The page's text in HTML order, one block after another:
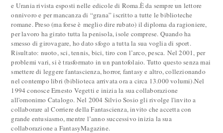
e Urania rivista esposti nelle edicole di Roma.È da sempre un lettore
onnivoro e per mancanza di “grana” iscritto a tutte le biblioteche
romane. Preso (ma forse è meglio dire rubato) il diploma da ragioniere,
per lavoro ha girato tutta la penisola, isole comprese. Quando ha
smesso di girovagare, ho dato sfogo a tutta la sua voglia di sport.
Risultato: nuoto, sci, tennis, bici, tiro con l’arco, pesca. Nel 2001, per
problemi vari, si è trasformato in un pantofolaio. Tutto questo senza mai
smettere di leggere fantascienza, horror, fantasy e altro, collezionando
nel contempo libri (biblioteca arrivata ora a circa 13.000 volumi).Nel
1994 conosce Ernesto Vegetti e inizia la sua collaborazione
all'omonimo Catalogo. Nel 2004 Silvio Sosio gli rivolge l'invito a
collaborare al Corriere della Fantascienza, invito che accetta con
grande entusiasmo, mentre l’anno successivo inizia la sua
collaborazione a FantasyMagazine.